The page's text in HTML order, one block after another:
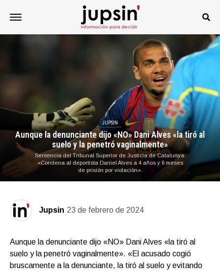
JUPSIN
Aunque la denunciante dijo «NO» Dani Alves «la tiró al
suelo y la penetró vaginalmente»
Sentencia del Tribunal Superior de Justicia de Catalunya:
«Condena al deportista Daniel Alves a 4 años y 6 meses
de prisión por violación».
Jupsin 23 de febrero de 2024
Aunque la denunciante dijo «NO» Dani Alves «la tiró al
suelo y la penetró vaginalmente». «El acusado cogió
bruscamente a la denunciante, la tiró al suelo y evitando